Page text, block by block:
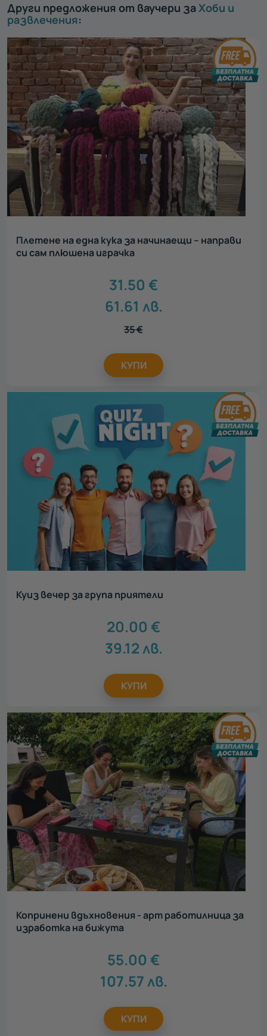
Други предложения от ваучери заХоби и
развлечения:
Плетене на една кука за начинаещи – направи
си сам плюшена играчка
31.50 €
61.61 лв.
35€
КУПИ
Куиз вечер за група приятели
20.00 €
39.12лв.
КУПИ
Копринени вдъхновения - арт работилница за
изработка на бижута
55.00 €
107.57лв.
КУПИ